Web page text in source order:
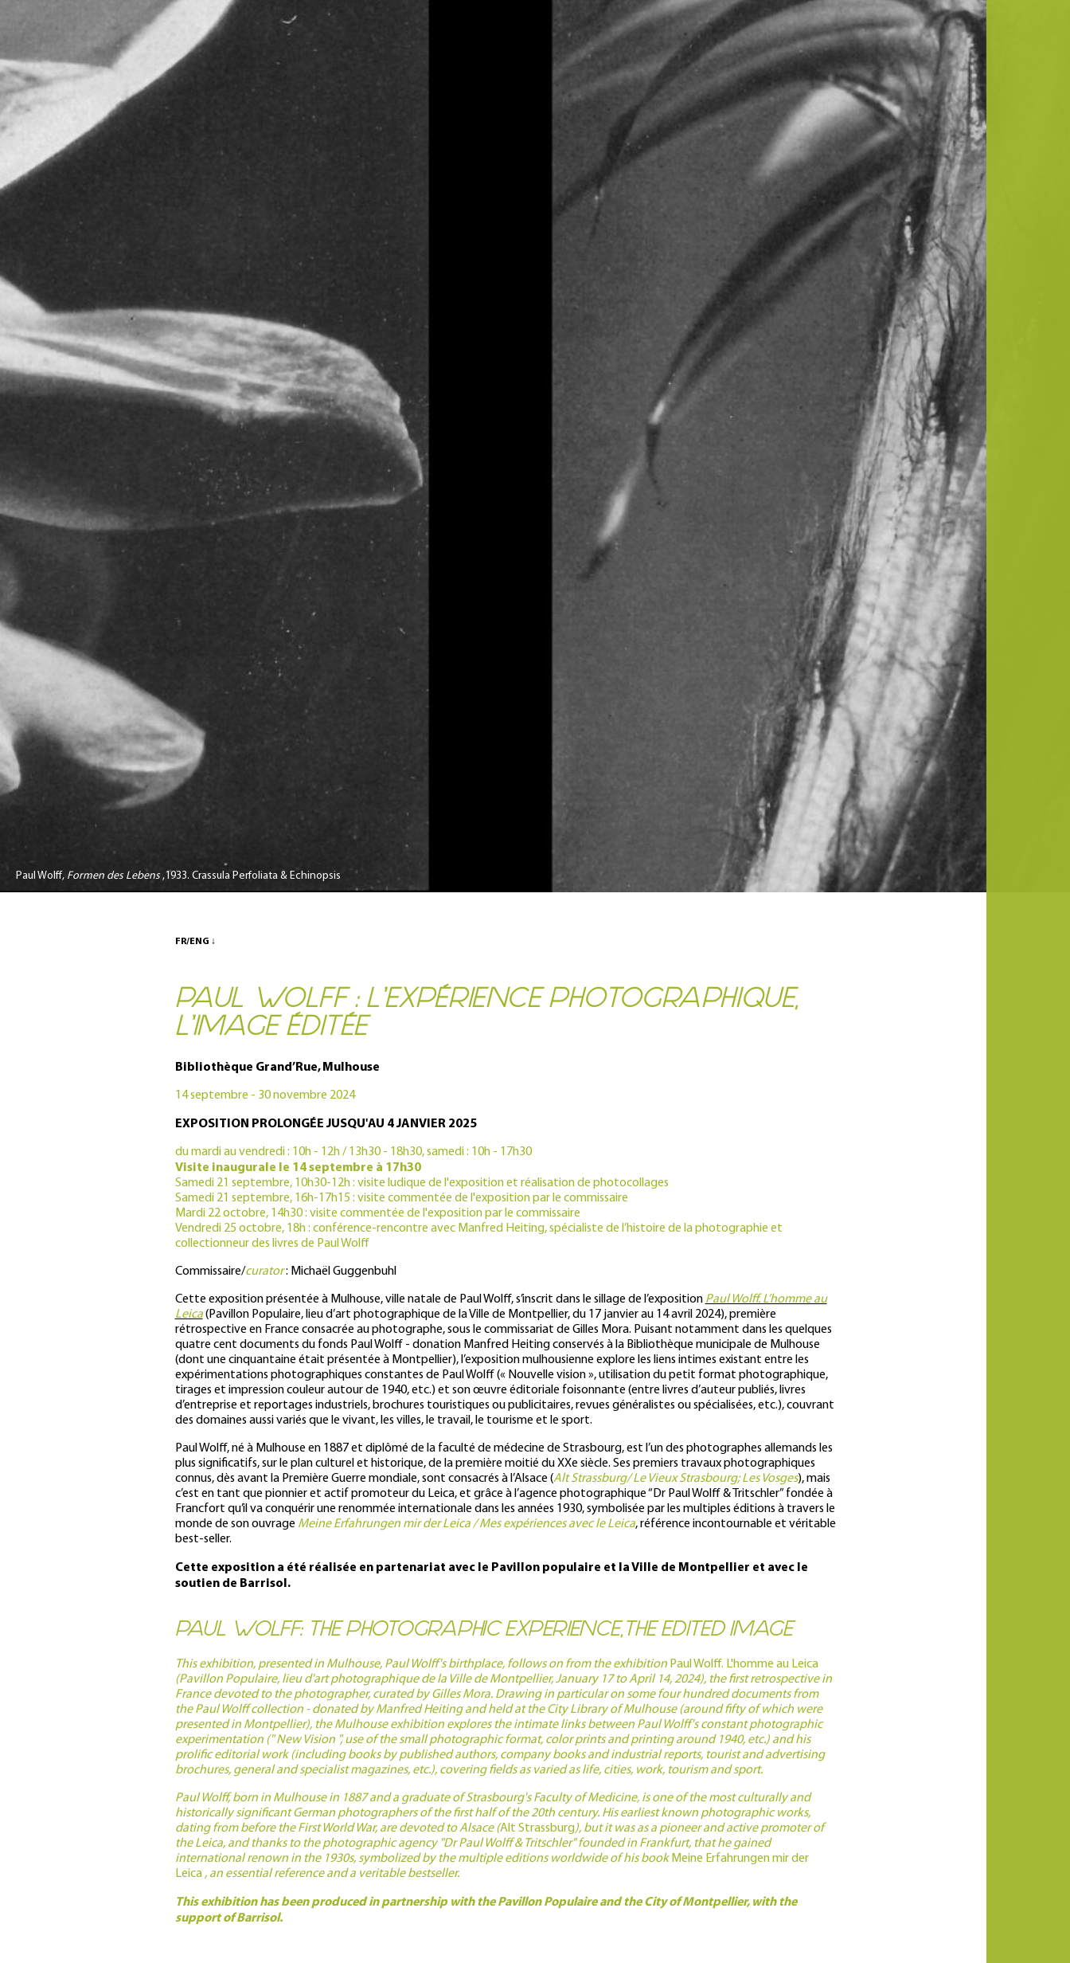
Paul Wolff, Formen des Lebens,1933. Crassula Perfoliata & Echinopsis
FR/ENG ↓
PAUL WOLFF : L’EXPÉRIENCE PHOTOGRAPHIQUE,
L’IMAGE ÉDITÉE
Bibliothèque Grand’Rue, Mulhouse
14 septembre - 30 novembre 2024
EXPOSITION PROLONGÉE JUSQU'AU 4 JANVIER 2025
du mardi au vendredi : 10h - 12h / 13h30 - 18h30, samedi : 10h - 17h30
Visite inaugurale le 14 septembre à 17h30
Samedi 21 septembre, 10h30-12h : visite ludique de l'exposition et réalisation de photocollages
Samedi 21 septembre, 16h-17h15 : visite commentée de l'exposition par le commissaire
Mardi 22 octobre, 14h30 : visite commentée de l'exposition par le commissaire
Vendredi 25 octobre, 18h : conférence-rencontre avec Manfred Heiting, spécialiste de l’histoire de la photographie et
collectionneur des livres de Paul Wolff
Commissaire/curator: Michaël Guggenbuhl
Cette exposition présentée à Mulhouse, ville natale de Paul Wolff, s’inscrit dans le sillage de l’exposition Paul Wolff. L’homme au
Leica(Pavillon Populaire, lieu d’art photographique de la Ville de Montpellier, du 17 janvier au 14 avril 2024), première
rétrospective en France consacrée au photographe, sous le commissariat de Gilles Mora. Puisant notamment dans les quelques
quatre cent documents du fonds Paul Wolff - donation Manfred Heiting conservés à la Bibliothèque municipale de Mulhouse
(dont une cinquantaine était présentée à Montpellier), l’exposition mulhousienne explore les liens intimes existant entre les
expérimentations photographiques constantes de Paul Wolff (« Nouvelle vision », utilisation du petit format photographique,
tirages et impression couleur autour de 1940, etc.) et son œuvre éditoriale foisonnante (entre livres d’auteur publiés, livres
d’entreprise et reportages industriels, brochures touristiques ou publicitaires, revues généralistes ou spécialisées, etc.), couvrant
des domaines aussi variés que le vivant, les villes, le travail, le tourisme et le sport.
Paul Wolff, né à Mulhouse en 1887 et diplômé de la faculté de médecine de Strasbourg, est l’un des photographes allemands les
plus significatifs, sur le plan culturel et historique, de la première moitié du XXe siècle. Ses premiers travaux photographiques
connus, dès avant la Première Guerre mondiale, sont consacrés à l’Alsace (Alt Strassburg/ Le Vieux Strasbourg; Les Vosges), mais
c’est en tant que pionnier et actif promoteur du Leica, et grâce à l’agence photographique “Dr Paul Wolff & Tritschler” fondée à
Francfort qu’il va conquérir une renommée internationale dans les années 1930, symbolisée par les multiples éditions à travers le
monde de son ouvrage Meine Erfahrungen mir der Leica / Mes expériences avec le Leica, référence incontournable et véritable
best-seller.
Cette exposition a été réalisée en partenariat avec le Pavillon populaire et la Ville de Montpellier et avec le
soutien de Barrisol.
PAUL WOLFF: THE PHOTOGRAPHIC EXPERIENCE,THE EDITED IMAGE
This exhibition, presented in Mulhouse, Paul Wolff's birthplace, follows on from the exhibition Paul Wolff. L'homme au Leica
(Pavillon Populaire, lieu d'art photographique de la Ville de Montpellier, January 17 to April 14, 2024), the first retrospective in
France devoted to the photographer, curated by Gilles Mora. Drawing in particular on some four hundred documents from
the Paul Wolff collection - donated by Manfred Heiting and held at the City Library of Mulhouse (around fifty of which were
presented in Montpellier), the Mulhouse exhibition explores the intimate links between Paul Wolff's constant photographic
experimentation (" New Vision ", use of the small photographic format, color prints and printing around 1940, etc.) and his
prolific editorial work (including books by published authors, company books and industrial reports, tourist and advertising
brochures, general and specialist magazines, etc.), covering fields as varied as life, cities, work, tourism and sport.
Paul Wolff, born in Mulhouse in 1887 and a graduate of Strasbourg's Faculty of Medicine, is one of the most culturally and
historically significant German photographers of the first half of the 20th century. His earliest known photographic works,
dating from before the First World War, are devoted to Alsace (Alt Strassburg), but it was as a pioneer and active promoter of
the Leica, and thanks to the photographic agency "Dr Paul Wolff & Tritschler" founded in Frankfurt, that he gained
international renown in the 1930s, symbolized by the multiple editions worldwide of his bookMeine Erfahrungen mir der
Leica, an essential reference and a veritable bestseller.
This exhibition has been produced in partnership with the Pavillon Populaire and the City of Montpellier, with the
support of Barrisol.